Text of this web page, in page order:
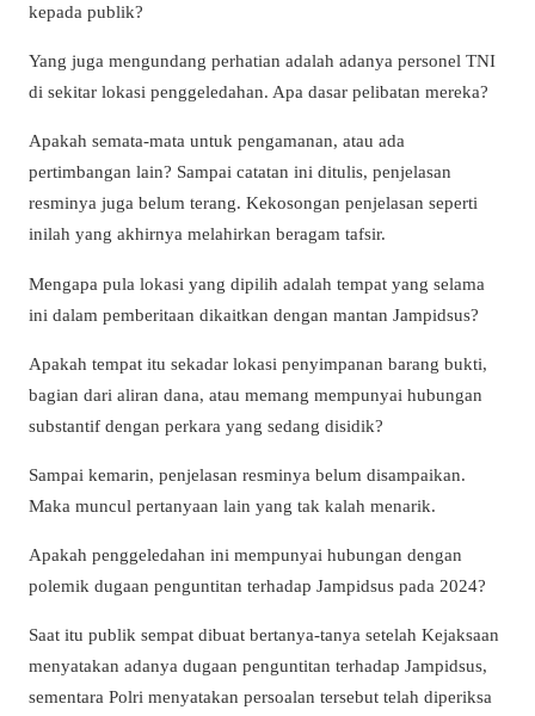
kepada publik?
Yang juga mengundang perhatian adalah adanya personel TNI
di sekitar lokasi penggeledahan. Apa dasar pelibatan mereka?
Apakah semata-mata untuk pengamanan, atau ada
pertimbangan lain? Sampai catatan ini ditulis, penjelasan
resminya juga belum terang. Kekosongan penjelasan seperti
inilah yang akhirnya melahirkan beragam tafsir.
Mengapa pula lokasi yang dipilih adalah tempat yang selama
ini dalam pemberitaan dikaitkan dengan mantan Jampidsus?
Apakah tempat itu sekadar lokasi penyimpanan barang bukti,
bagian dari aliran dana, atau memang mempunyai hubungan
substantif dengan perkara yang sedang disidik?
Sampai kemarin, penjelasan resminya belum disampaikan.
Maka muncul pertanyaan lain yang tak kalah menarik.
Apakah penggeledahan ini mempunyai hubungan dengan
polemik dugaan penguntitan terhadap Jampidsus pada 2024?
Saat itu publik sempat dibuat bertanya-tanya setelah Kejaksaan
menyatakan adanya dugaan penguntitan terhadap Jampidsus,
sementara Polri menyatakan persoalan tersebut telah diperiksa